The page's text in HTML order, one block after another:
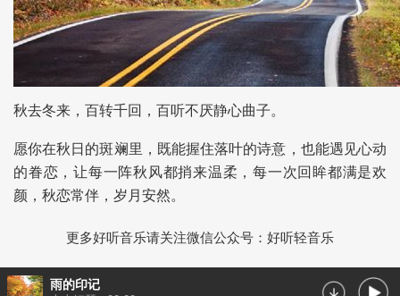
秋去冬来，百转千回，百听不厌静心曲子。
愿你在秋日的斑斓里，既能握住落叶的诗意，也能遇见心动
的眷恋，让每一阵秋风都捎来温柔，每一次回眸都满是欢
颜，秋恋常伴，岁月安然。
更多好听音乐请关注微信公众号：好听轻音乐
雨的印记